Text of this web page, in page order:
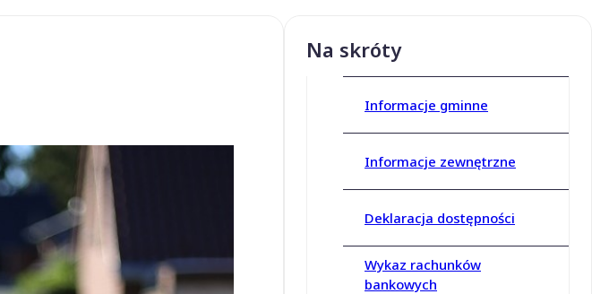
Na skróty
Informacje gminne
Informacje zewnętrzne
Deklaracja dostępności
Wykaz rachunków
bankowych